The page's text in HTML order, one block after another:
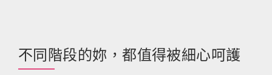
不同階段的妳，都值得被細心呵護